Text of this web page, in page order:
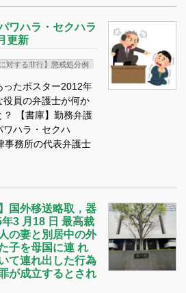
ワハラ・セクハラ
更新
に対する非行】懲戒処分例
ったポスター2012年
員の弁護士が何か
？ 【書庫】勤務弁護
ハラ・セクハ
務所の代表弁護士
国外移送略取，器
3 月18 日 最高裁
の妻と別居中の外
子を母国に連 れ
て連れ出した行為
が成立するとされ